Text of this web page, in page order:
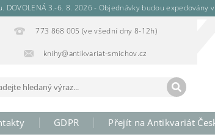
DOVOLENÁ 3.-6. 8. 2026 - Objednávky budou
773 868 005 (ve všední dny 8-12h)
knihy@antikvariat-smichov.cz
GDPR Přejít na Antikvariát